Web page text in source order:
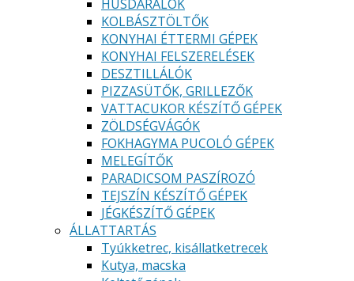
HÚSDARÁLÓK
KOLBÁSZTÖLTŐK
KONYHAI ÉTTERMI GÉPEK
KONYHAI FELSZERELÉSEK
DESZTILLÁLÓK
PIZZASÜTŐK, GRILLEZŐK
VATTACUKOR KÉSZÍTŐ GÉPEK
ZÖLDSÉGVÁGÓK
FOKHAGYMA PUCOLÓ GÉPEK
MELEGÍTŐK
PARADICSOM PASZÍROZÓ
TEJSZÍN KÉSZÍTŐ GÉPEK
JÉGKÉSZÍTŐ GÉPEK
ÁLLATTARTÁS
Tyúkketrec, kisállatketrecek
Kutya, macska